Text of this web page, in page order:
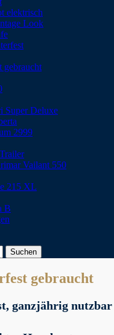
elektrisch
Look
gebraucht
Super Deluxe
2999
Vailant 550
215 XL
B
gebraucht
ganzjährig nutzbar